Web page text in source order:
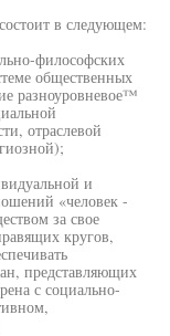
в следующем:
философских
общественных
разноуровневое™
отраслевой
и
«человек -
за свое
кругов,
представляющих
с социально-